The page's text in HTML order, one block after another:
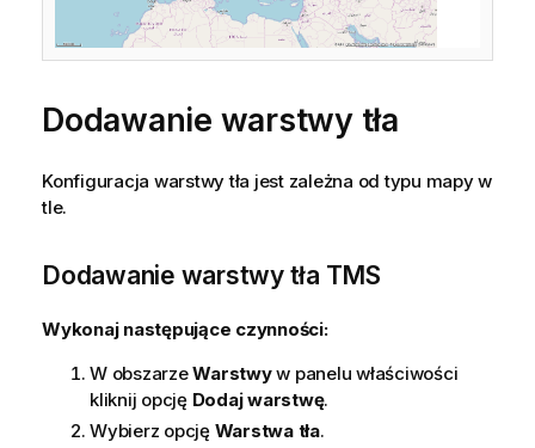
Dodawanie warstwy tła
Konfiguracja warstwy tła jest zależna od typu mapy w
tle.
Dodawanie warstwy tła TMS
Wykonaj następujące czynności:
W obszarzeWarstwyw panelu właściwości
kliknij opcję Dodaj warstwę.
Wybierz opcję Warstwa tła.